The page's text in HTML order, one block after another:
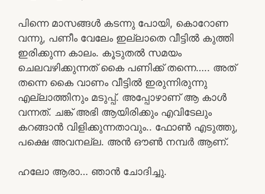
പിന്നെ മാസങ്ങൾ കടന്നു പോയി, കൊറോണ
വന്നു, പണീം വേലേം ഇല്ലാതെ വീട്ടിൽ കുത്തി
ഇരിക്കുന്ന കാലം. കൂടുതൽ സമയം
ചെലവഴിക്കുന്നത് കൈ പണിക്ക് തന്നെ….. അത്
തന്നെ കൈ വാണം വീട്ടിൽ ഇരുന്നിരുന്നു
എല്ലാത്തിനും മടുപ്പ്. അപ്പോഴാണ് ആ കാൾ
വന്നത്. ചങ്ക് അഭി ആയിരിക്കും എവിടേലും
കറങ്ങാൻ വിളിക്കുന്നതാവും.. ഫോൺ എടുത്തു,
പക്ഷെ അവനല്ല. അൻ ഔൺ നമ്പർ ആണ്.
ഹലോ ആരാ… ഞാൻ ചോദിച്ചു.